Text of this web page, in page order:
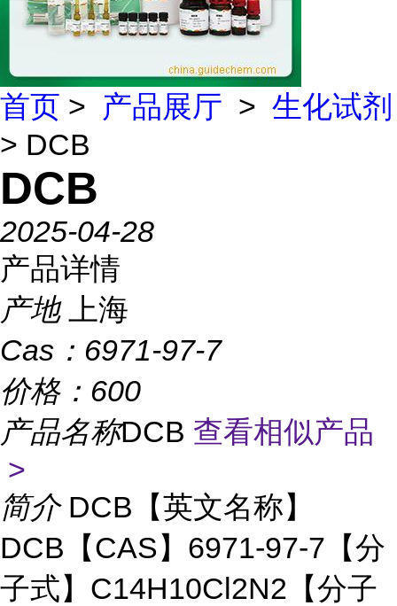
首页 > 产品展厅 > 生化试剂
> DCB
DCB
2025-04-28
产品详情
产地
上海
Cas： 6971-97-7
价格： 600
产品名称DCB 查看相似产品
>
简介 DCB【英文名称】
DCB【CAS】6971-97-7【分
子式】C14H10Cl2N2【分子